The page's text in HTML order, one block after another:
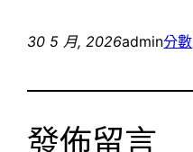
30 5 月, 2026admin分數
發佈留言